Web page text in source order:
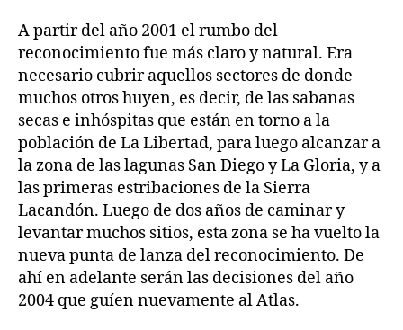
A partir del año 2001 el rumbo del
reconocimiento fue más claro y natural. Era
necesario cubrir aquellos sectores de donde
muchos otros huyen, es decir, de las sabanas
secas e inhóspitas que están en torno a la
población de La Libertad, para luego alcanzar a
la zona de las lagunas San Diego y La Gloria, y a
las primeras estribaciones de la Sierra
Lacandón. Luego de dos años de caminar y
levantar muchos sitios, esta zona se ha vuelto la
nueva punta de lanza del reconocimiento. De
ahí en adelante serán las decisiones del año
2004 que guíen nuevamente al Atlas.